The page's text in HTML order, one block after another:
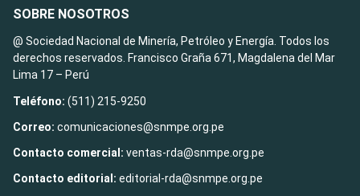
SOBRE NOSOTROS
@ Sociedad Nacional de Minería, Petróleo y Energía. Todos los
derechos reservados. Francisco Graña 671, Magdalena del Mar
Lima 17 – Perú
Teléfono: (511) 215-9250
Correo: comunicaciones@snmpe.org.pe
Contacto comercial: ventas-rda@snmpe.org.pe
Contacto editorial: editorial-rda@snmpe.org.pe